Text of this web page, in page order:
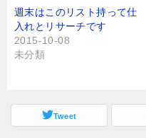
(
新
し
い
ウ
ィ
ン
き
す
リ
ッ
ク
し
て
し
い
ウ
週末はこのリスト持って仕
入れとリサーチです
2015-10-08
未分類
Tweet